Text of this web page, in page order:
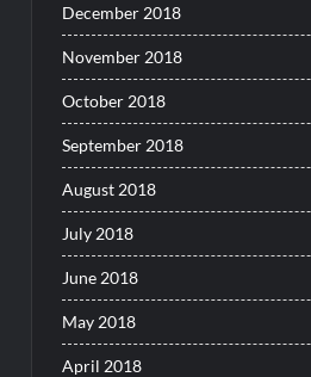
December 2018
November 2018
October 2018
September 2018
August 2018
July 2018
June 2018
May 2018
April 2018